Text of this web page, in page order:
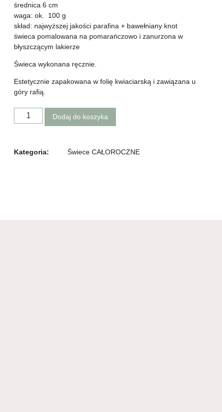
średnica 6 cm
waga: ok. 100 g
skład: najwyższej jakości parafina + bawełniany knot
świeca pomalowana na pomarańczowo i zanurzona w
błyszczącym lakierze
Świeca wykonana ręcznie.
Estetycznie zapakowana w folię kwiaciarską i zawiązana u
góry rafią.
Dodaj do koszyka
Kategoria: Świece CAŁOROCZNE